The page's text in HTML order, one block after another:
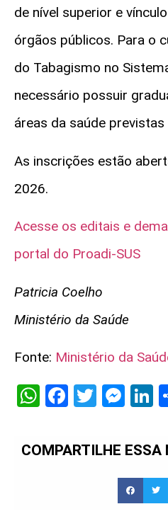
de nível superior e
órgãos públicos. Para o
do Tabagismo no
necessário possuir
áreas da saúde previstas
As inscrições estão
2026.
Acesse os editais e
portal do Proadi-SUS
Patricia Coelho
Ministério da Saúde
Fonte: Ministério da
WhatsApp
Facebook
Twitter
COMPARTILHE ESSA